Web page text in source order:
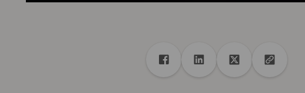
공유Facebook에게 공유
Linkedin에게 공유
X에게 공유클립보드